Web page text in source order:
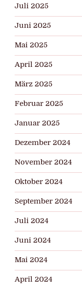
Juli 2025
Juni 2025
Mai 2025
April 2025
März 2025
Februar 2025
Januar 2025
Dezember 2024
November 2024
Oktober 2024
September 2024
Juli 2024
Juni 2024
Mai 2024
April 2024